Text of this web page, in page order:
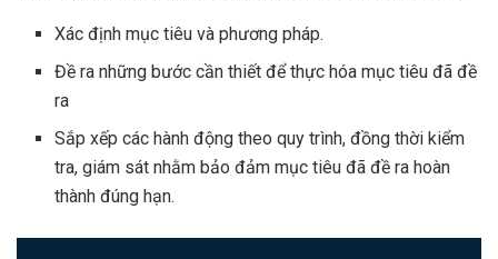
Xác định mục tiêu và phương pháp.
Đề ra những bước cần thiết để thực hóa mục tiêu đã đề
ra
Sắp xếp các hành động theo quy trình, đồng thời kiểm
tra, giám sát nhằm bảo đảm mục tiêu đã đề ra hoàn
thành đúng hạn.